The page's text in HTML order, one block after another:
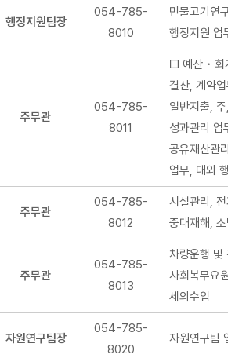
행정지원팀장
054-785-
8010
민물고기연구
행정지원 업
주무관
054-785-
8011
□ 예산・회
결산, 계약업
일반지출, 주,
성과관리 업
공유재산관리
업무, 대외 행
주무관
054-785-
8012
시설관리, 전
중대재해, 소
주무관
054-785-
8013
차량운행 및
사회복무요원
세외수입
자원연구팀장
054-785-
8020
자원연구팀